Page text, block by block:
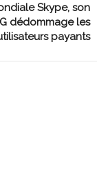
Skype, son
dédommage les
payants